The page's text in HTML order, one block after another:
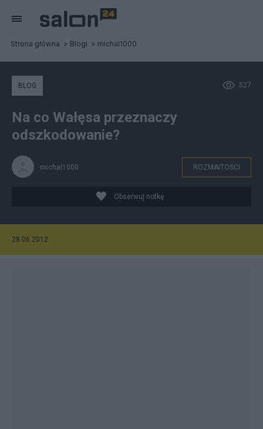
Strona główna Blogi michal1000
527
BLOG
Na co Wałęsa przeznaczy
odszkodowanie?
michal1000 ROZMAITOŚCI
Obserwuj notkę
28.06.2012